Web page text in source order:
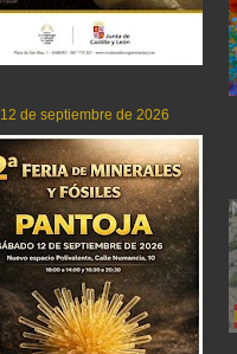
12 de septiembre de 2026